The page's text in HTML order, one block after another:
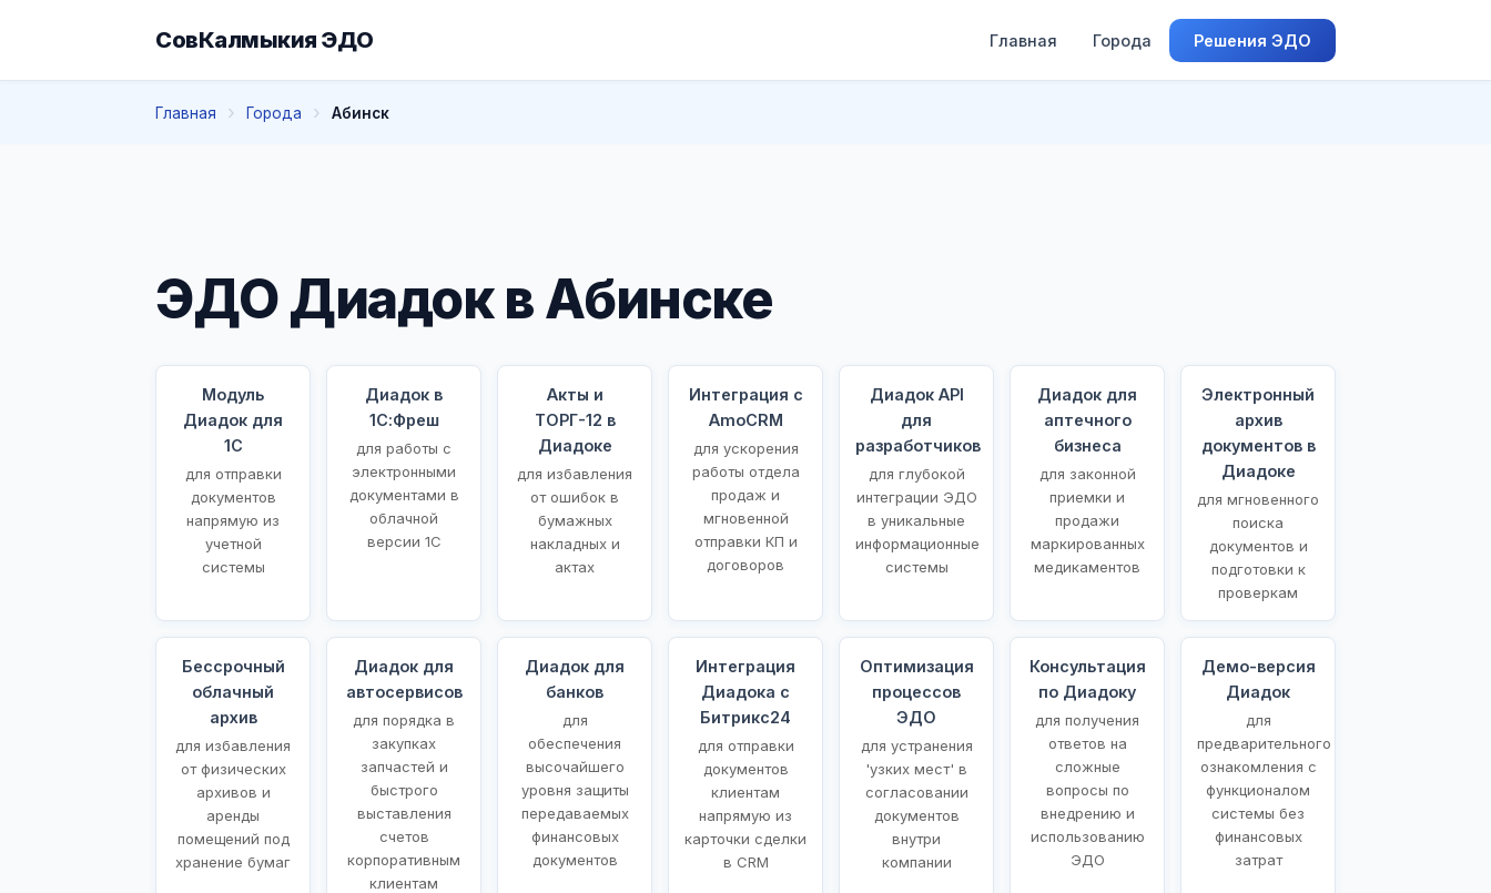
СовКалмыкия ЭДО Главная Города Решения ЭДО
Главная Города Абинск
ЭДО Диадок в Абинске
Модуль
Диадок для
1С
для отправки
документов
напрямую из
учетной
системы
Диадок в
1С:Фреш
для работы с
электронными
документами в
облачной
версии 1С
Акты и
ТОРГ-12 в
Диадоке
для избавления
от ошибок в
бумажных
накладных и
актах
Интеграция с
AmoCRM
для ускорения
работы отдела
продаж и
мгновенной
отправки КП и
договоров
Диадок API
для
разработчиков
для глубокой
интеграции ЭДО
в уникальные
информационные
системы
Диадок для
аптечного
бизнеса
для законной
приемки и
продажи
маркированных
медикаментов
Электронный
архив
документов в
Диадоке
для мгновенного
поиска
документов и
подготовки к
проверкам
Бессрочный
облачный
архив
для избавления
от физических
архивов и
аренды
помещений под
хранение бумаг
Диадок для
автосервисов
для порядка в
закупках
запчастей и
быстрого
выставления
счетов
корпоративным
клиентам
Диадок для
банков
для
обеспечения
высочайшего
уровня защиты
передаваемых
финансовых
документов
Интеграция
Диадока с
Битрикс24
для отправки
документов
клиентам
напрямую из
карточки сделки
в CRM
Оптимизация
процессов
ЭДО
для устранения
'узких мест' в
согласовании
документов
внутри
компании
Консультация
по Диадоку
для получения
ответов на
сложные
вопросы по
внедрению и
использованию
ЭДО
Демо-версия
Диадок
для
предварительного
ознакомления с
функционалом
системы без
финансовых
затрат